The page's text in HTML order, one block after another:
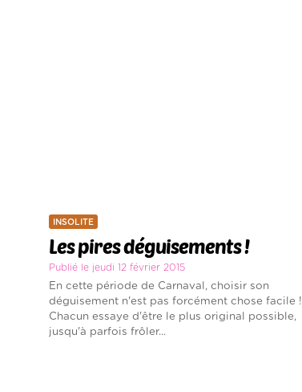
INSOLITE
Les pires déguisements !
Publié le jeudi 12 février 2015
En cette période de Carnaval, choisir son
déguisement n'est pas forcément chose facile !
Chacun essaye d'être le plus original possible,
jusqu'à parfois frôler...